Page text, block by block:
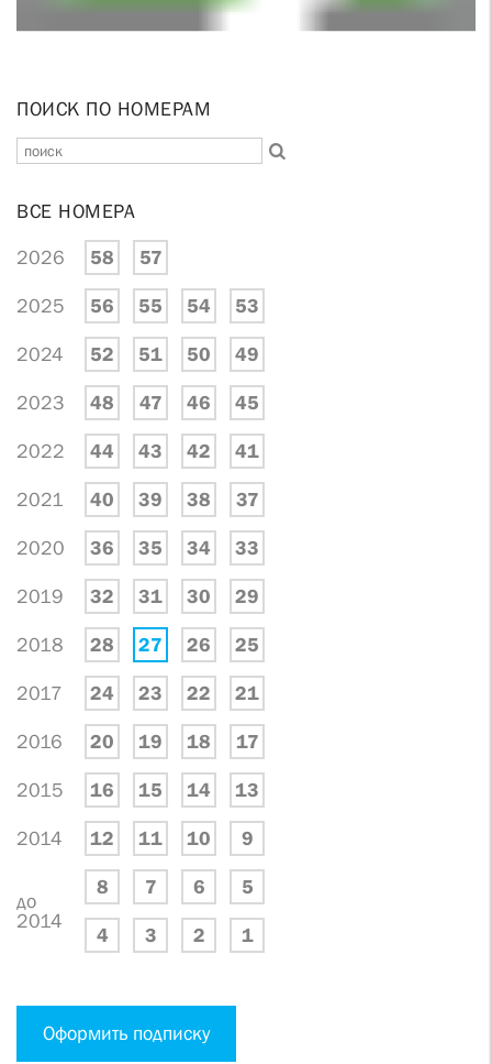
ПОИСК ПО НОМЕРАМ
ВСЕ НОМЕРА
2026 58 57
2025 56 55 54 53
2024 52 51 50 49
2023 48 47 46 45
2022 44 43 42 41
2021 40 39 38 37
2020 36 35 34 33
2019 32 31 30 29
2018 28 27 26 25
2017 24 23 22 21
2016 20 19 18 17
2015 16 15 14 13
2014 12 11 10 9
до
2014
8 7 6 5
4 3 2 1
Оформить подписку